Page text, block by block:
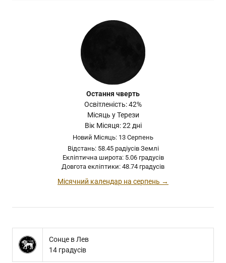
Остання чверть
Освітленість: 42%
Місяць у Терези
Вік Місяця: 22 дні
Новий Місяць: 13 Серпень
Відстань: 58.45 радіусів Землі
Екліптична широта: 5.06 градусів
Довгота екліптики: 48.74 градусів
Місячний календар на серпень →
Сонце в Лев
14 градусів